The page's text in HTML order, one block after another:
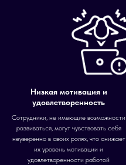
Низкая мотивация и
удовлетворенность
Сотрудники, не имеющие возможности
развиваться, могут чувствовать себя
неуверенно в своих ролях, что снижает
их уровень мотивации и
удовлетворенности работой